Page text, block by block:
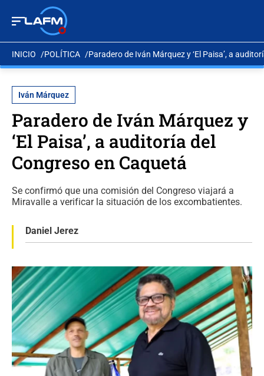
INICIO POLÍTICA Paradero de Iván Márquez y ‘El Paisa’, a
Iván Márquez
Paradero de Iván Márquez y
‘El Paisa’, a auditoría del
Congreso en Caquetá
Se confirmó que una comisión del Congreso viajará a
Miravalle a verificar la situación de los excombatientes.
Daniel Jerez